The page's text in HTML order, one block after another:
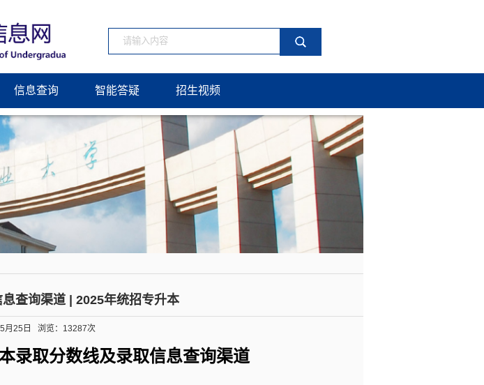
信息查询 智能答疑 招生视频
查询渠道 | 2025年统招专升本
月25日 浏览：13287次
录取分数线及录取信息查询渠道